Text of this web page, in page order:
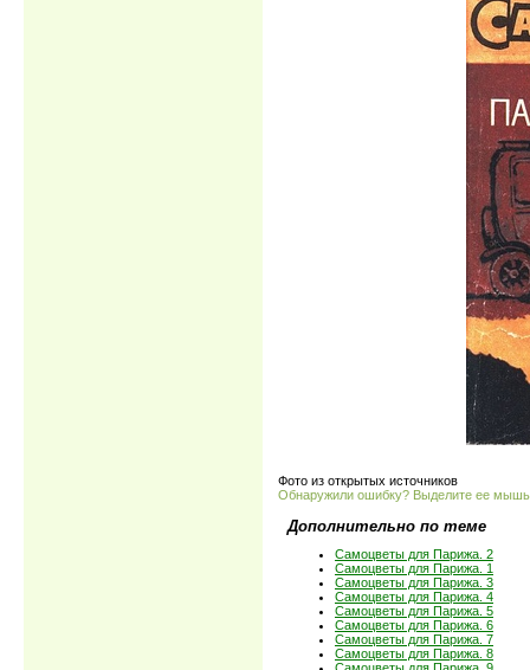
Фото из открытых источников
Обнаружили ошибку? Выделите ее
Дополнительно по теме
Самоцветы для Парижа. 2
Самоцветы для Парижа. 1
Самоцветы для Парижа. 3
Самоцветы для Парижа. 4
Самоцветы для Парижа. 5
Самоцветы для Парижа. 6
Самоцветы для Парижа. 7
Самоцветы для Парижа. 8